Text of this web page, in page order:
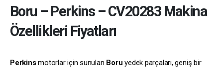
Boru – Perkins–CV20283Makina
Özellikleri Fiyatları
Perkinsmotorlar için sunulan Boru yedek parçaları, geniş bir